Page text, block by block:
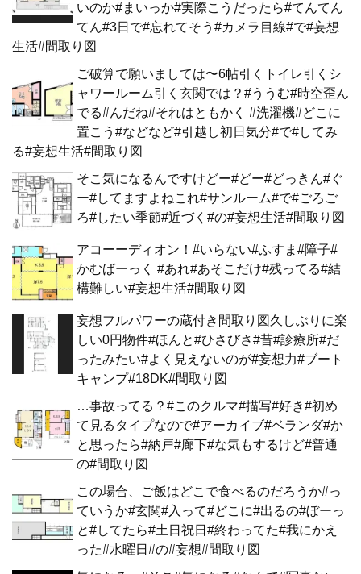
いのか#まいっか#実際こうだったら#てんてん
てん#3日で#忘れてそう#カメラ目線#で#妄想
生活#間取り図
ご破算で願いましては〜6帖引くトイレ引くシ
ャワールーム引く玄関では？#ううむ#時空歪ん
でる#んだね#それはともかく #洗濯機#どこに
置こう#などなど#引越し初日気分#で#してみ
る#妄想生活#間取り図
そこ気になるんですけどー#どー#どっきん#ぐ
ー#してますよねこれ#サンルーム#で#ごろご
ろ#したい季節#近づく#の#妄想生活#間取り図
アコーーディオン！#いらない#ふすま#障子#
かむばーっく #あれ#あそこだけ#残ってる#結
構難しい#妄想生活#間取り図
妄想フルパワーの蔵付き間取り図久しぶりに楽
しい0円物件#ほんと#ひさびさ#昔#診療所#だ
ったみたい#よく見えないのが#妄想力#ブート
キャンプ#18DK#間取り図
…事故ってる？#このクルマ#描写#好き#初め
て見るタイプなので#アーカイブ#ベランダ#か
と思ったら#納戸#廊下#な気もするけど#普通
の#間取り図
この場合、ご飯はどこで食べるのだろうか#っ
ていうか#玄関#入って#どこに#出るの#ぼーっ
と#してたら#土日祝日#終わってた#我にかえ
った#水曜日#の#妄想#間取り図